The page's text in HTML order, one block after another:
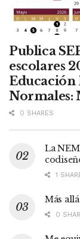
Publica
escolares
Educación
Normales:
0 SHARES
La
1
Más
0